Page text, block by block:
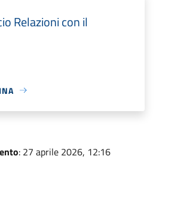
Relazioni con il
: 27 aprile 2026, 12:16